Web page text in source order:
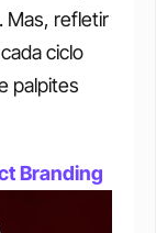
Mas, refletir
ciclo
palpites
Branding